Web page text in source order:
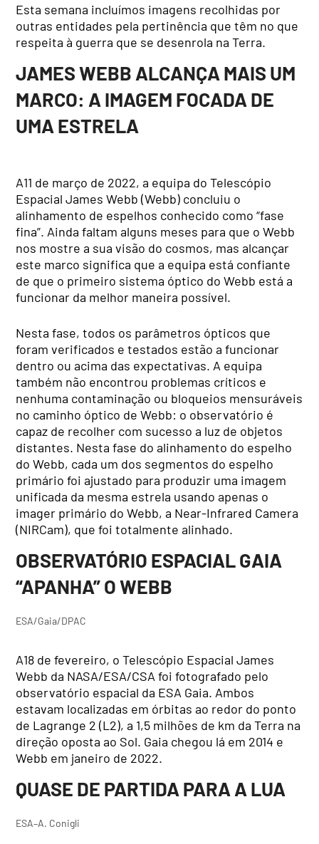
Esta semana incluímos imagens recolhidas por
outras entidades pela pertinência que têm no que
respeita à guerra que se desenrola na Terra.
JAMES WEBB ALCANÇA MAIS UM
MARCO: A IMAGEM FOCADA DE
UMA ESTRELA
A11 de março de 2022, a equipa do Telescópio
Espacial James Webb (Webb) concluiu o
alinhamento de espelhos conhecido como “fase
fina”. Ainda faltam alguns meses para que o Webb
nos mostre a sua visão do cosmos, mas alcançar
este marco significa que a equipa está confiante
de que o primeiro sistema óptico do Webb está a
funcionar da melhor maneira possível.
Nesta fase, todos os parâmetros ópticos que
foram verificados e testados estão a funcionar
dentro ou acima das expectativas. A equipa
também não encontrou problemas críticos e
nenhuma contaminação ou bloqueios mensuráveis
no caminho óptico de Webb: o observatório é
capaz de recolher com sucesso a luz de objetos
distantes. Nesta fase do alinhamento do espelho
do Webb, cada um dos segmentos do espelho
primário foi ajustado para produzir uma imagem
unificada da mesma estrela usando apenas o
imager primário do Webb, a Near-Infrared Camera
(NIRCam), que foi totalmente alinhado.
OBSERVATÓRIO ESPACIAL GAIA
“APANHA” O WEBB
ESA/Gaia/DPAC
A18 de fevereiro, o Telescópio Espacial James
Webb da NASA/ESA/CSA foi fotografado pelo
observatório espacial da ESA Gaia. Ambos
estavam localizadas em órbitas ao redor do ponto
de Lagrange 2 (L2), a 1,5 milhões de km da Terra na
direção oposta ao Sol. Gaia chegou lá em 2014 e
Webb em janeiro de 2022.
QUASE DE PARTIDA PARA A LUA
ESA–A. Conigli